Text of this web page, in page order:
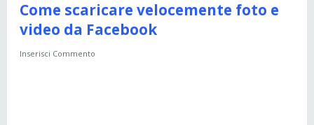
Come scaricare velocemente foto e
video da Facebook
Inserisci Commento